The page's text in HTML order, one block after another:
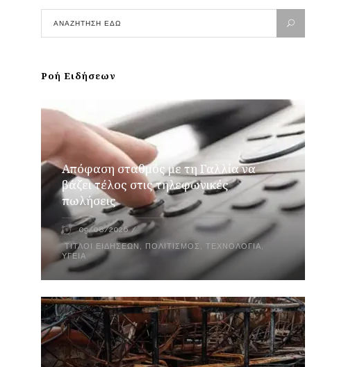
Ροή Ειδήσεων
Απόφαση σταθμός με τη Γαλλία να
βάζει τέλος στις τηλεφωνικές
πωλήσεις
09/08/2026
ΤΊΤΛΟΙ ΕΙΔΉΣΕΩΝ , ΠΟΛΙΤΙΣΜΌΣ ,ΤΕΧΝΟΛΟΓΊΑ,
ΥΓΕΊΑ